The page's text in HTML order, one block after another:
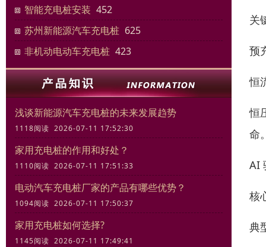
智能充电桩安装 452
苏州新能源汽车充电桩 625
非机动电动车充电桩 423
浅谈新能源汽车充电桩的未来发展趋势
1118阅读 2026-07-11 17:52:30
家用充电桩的作用和好处？
1110阅读 2026-07-11 17:51:33
电动汽车充电桩厂家的产品有哪些优势？
1094阅读 2026-07-11 17:50:37
家用充电桩如何选择?
1145阅读 2026-07-11 17:49:41
关
预
恒
恒
命
AI
核
典